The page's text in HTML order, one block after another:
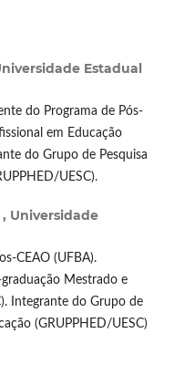
Estadual
do Programa de Pós-
em Educação
do Grupo de Pesquisa
UESC).
Universidade
CEAO (UFBA).
Mestrado e
Integrante do Grupo de
(GRUPPHED/UESC)